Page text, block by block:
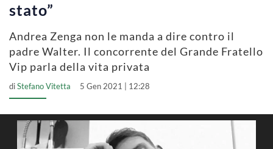
stato”
Andrea Zenga non le manda a dire contro il
padre Walter. Il concorrente del Grande Fratello
Vip parla della vita privata
diStefano Vitetta 5 Gen 2021 | 12:28